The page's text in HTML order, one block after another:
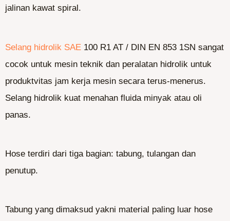
jalinan kawat spiral.
Selang hidrolik SAE 100 R1 AT / DIN EN 853 1SN sangat
cocok untuk mesin teknik dan peralatan hidrolik untuk
produktvitas jam kerja mesin secara terus-menerus.
Selang hidrolik kuat menahan fluida minyak atau oli
panas.
Hose terdiri dari tiga bagian: tabung, tulangan dan
penutup.
Tabung yang dimaksud yakni material paling luar hose